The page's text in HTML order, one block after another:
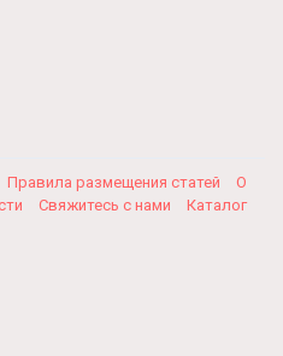
Правила размещения статей
О
Свяжитесь с нами Каталог